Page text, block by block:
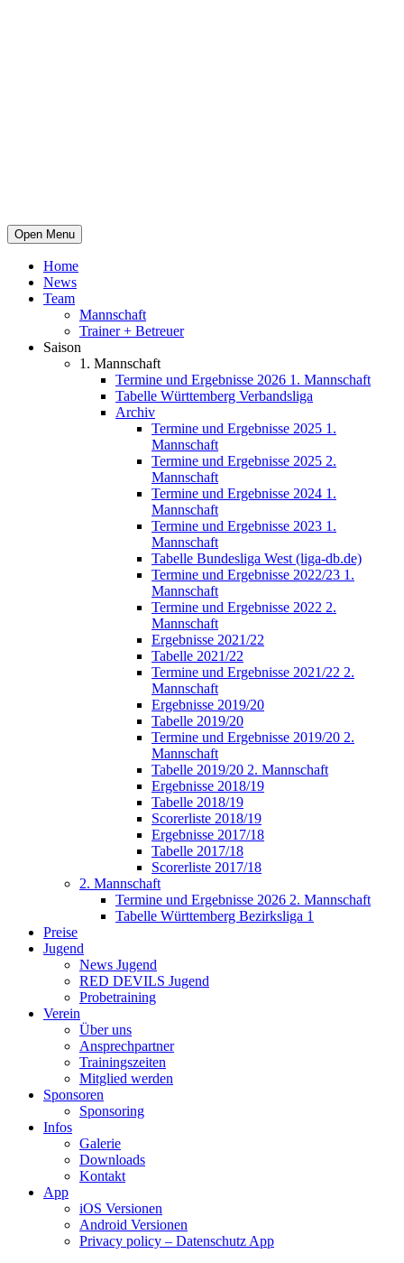
Open Menu
Home
News
Team
Mannschaft
Trainer + Betreuer
Saison
1. Mannschaft
Termine und Ergebnisse 2026 1. Mannschaft
Tabelle Württemberg Verbandsliga
Archiv
Termine und Ergebnisse 2025 1.
Mannschaft
Termine und Ergebnisse 2025 2.
Mannschaft
Termine und Ergebnisse 2024 1.
Mannschaft
Termine und Ergebnisse 2023 1.
Mannschaft
Tabelle Bundesliga West (liga-db.de)
Termine und Ergebnisse 2022/23 1.
Mannschaft
Termine und Ergebnisse 2022 2.
Mannschaft
Ergebnisse 2021/22
Tabelle 2021/22
Termine und Ergebnisse 2021/22 2.
Mannschaft
Ergebnisse 2019/20
Tabelle 2019/20
Termine und Ergebnisse 2019/20 2.
Mannschaft
Tabelle 2019/20 2. Mannschaft
Ergebnisse 2018/19
Tabelle 2018/19
Scorerliste 2018/19
Ergebnisse 2017/18
Tabelle 2017/18
Scorerliste 2017/18
2. Mannschaft
Termine und Ergebnisse 2026 2. Mannschaft
Tabelle Württemberg Bezirksliga 1
Preise
Jugend
News Jugend
RED DEVILS Jugend
Probetraining
Verein
Über uns
Ansprechpartner
Trainingszeiten
Mitglied werden
Sponsoren
Sponsoring
Infos
Galerie
Downloads
Kontakt
App
iOS Versionen
Android Versionen
Privacy policy – Datenschutz App